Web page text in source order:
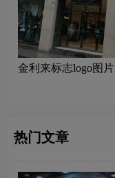
金利来标志logo图片
热门文章